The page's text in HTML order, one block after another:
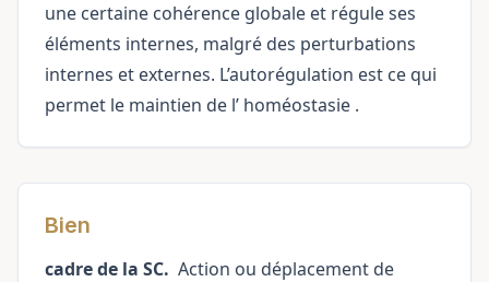
une certaine cohérence globale et régule ses
éléments internes, malgré des perturbations
internes et externes. L’autorégulation est ce qui
permet le maintien de l’ homéostasie .
Bien
cadre de la SC. Action ou déplacement de